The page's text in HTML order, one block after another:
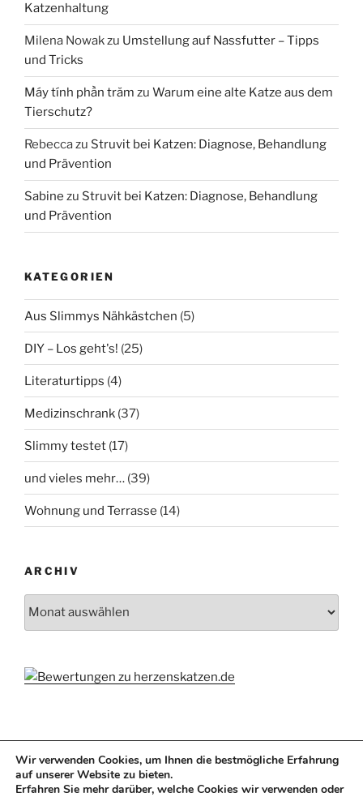
Katzenhaltung
Milena Nowakzu Umstellung auf Nassfutter – Tipps
und Tricks
Máy tính phần trăm zu Warum eine alte Katze aus dem
Tierschutz?
Rebeccazu Struvit bei Katzen: Diagnose, Behandlung
und Prävention
Sabine zu Struvit bei Katzen: Diagnose, Behandlung
und Prävention
KATEGORIEN
Aus Slimmys Nähkästchen (5)
DIY – Los geht's! (25)
Literaturtipps (4)
Medizinschrank (37)
Slimmy testet (17)
und vieles mehr… (39)
Wohnung und Terrasse (14)
ARCHIV
Wir verwenden Cookies, um Ihnen die bestmögliche Erfahrung
auf unserer Website zu bieten.
Erfahren Sie mehr darüber, welche Cookies wir verwenden oder